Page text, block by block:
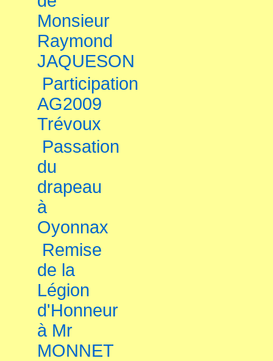
Monsieur
Raymond
JAQUESON
Participation
AG2009
Trévoux
Passation
du
drapeau
à
Oyonnax
Remise
de la
Légion
d'Honneur
à Mr
MONNET